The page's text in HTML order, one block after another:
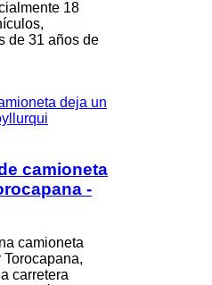
18
de 31 años de
camioneta
-
camioneta
carretera